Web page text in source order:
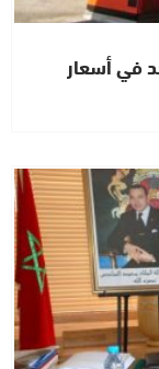
الواحد في أسعار